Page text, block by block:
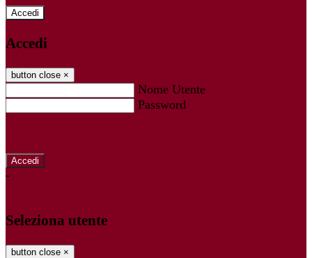
Accedi
Accedi
button close ×
Nome Utente
Password
-
Seleziona utente
button close ×